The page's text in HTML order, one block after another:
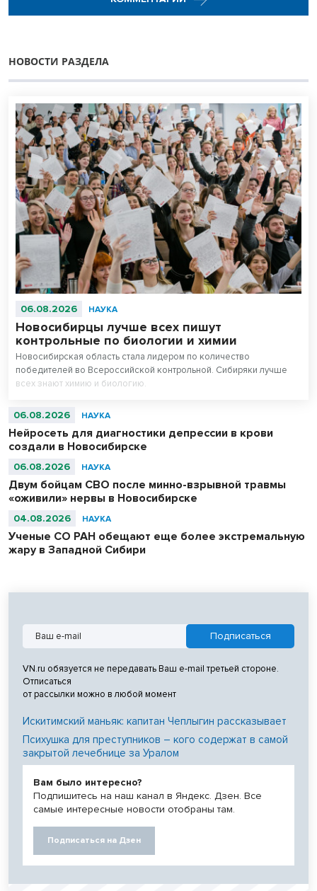
НОВОСТИ РАЗДЕЛА
06.08.2026 НАУКА
Новосибирцы лучше всех пишут
контрольные по биологии и химии
Новосибирская область стала лидером по количество
победителей во Всероссийской контрольной. Сибиряки лучше
всех знают химию и биологию.
06.08.2026 НАУКА
Нейросеть для диагностики депрессии в крови
создали в Новосибирске
06.08.2026 НАУКА
Двум бойцам СВО после минно-взрывной травмы
«оживили» нервы в Новосибирске
04.08.2026 НАУКА
Ученые СО РАН обещают еще более экстремальную
жару в Западной Сибири
VN.ru обязуется не передавать Ваш e-mail третьей стороне.
Отписаться
от рассылки можно в любой момент
Искитимский маньяк: капитан Чеплыгин рассказывает
Психушка для преступников – кого содержат в самой
закрытой лечебнице за Уралом
Вам было интересно?
Подпишитесь на наш канал в Яндекс. Дзен. Все
самые интересные новости отобраны там.
Подписаться на Дзен